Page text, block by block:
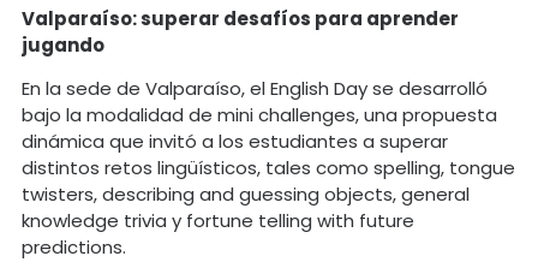
Valparaíso: superar desafíos para aprender
jugando
En la sede de Valparaíso, el English Day se desarrolló
bajo la modalidad de mini challenges, una propuesta
dinámica que invitó a los estudiantes a superar
distintos retos lingüísticos, tales como spelling, tongue
twisters, describing and guessing objects, general
knowledge trivia y fortune telling with future
predictions.